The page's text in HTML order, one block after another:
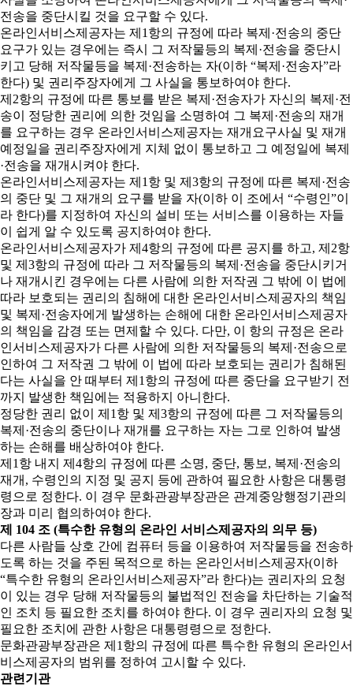
전송을 중단시킬 것을 요구할 수 있다.
온라인서비스제공자는 제1항의 규정에 따라 복제·전송의 중단
요구가 있는 경우에는 즉시 그 저작물등의 복제·전송을 중단시
키고 당해 저작물등을 복제·전송하는 자(이하 “복제·전송자”라
한다) 및 권리주장자에게 그 사실을 통보하여야 한다.
제2항의 규정에 따른 통보를 받은 복제·전송자가 자신의 복제·전
송이 정당한 권리에 의한 것임을 소명하여 그 복제·전송의 재개
를 요구하는 경우 온라인서비스제공자는 재개요구사실 및 재개
예정일을 권리주장자에게 지체 없이 통보하고 그 예정일에 복제
·전송을 재개시켜야 한다.
온라인서비스제공자는 제1항 및 제3항의 규정에 따른 복제·전송
의 중단 및 그 재개의 요구를 받을 자(이하 이 조에서 “수령인”이
라 한다)를 지정하여 자신의 설비 또는 서비스를 이용하는 자들
이 쉽게 알 수 있도록 공지하여야 한다.
온라인서비스제공자가 제4항의 규정에 따른 공지를 하고, 제2항
및 제3항의 규정에 따라 그 저작물등의 복제·전송을 중단시키거
나 재개시킨 경우에는 다른 사람에 의한 저작권 그 밖에 이 법에
따라 보호되는 권리의 침해에 대한 온라인서비스제공자의 책임
및 복제·전송자에게 발생하는 손해에 대한 온라인서비스제공자
의 책임을 감경 또는 면제할 수 있다. 다만, 이 항의 규정은 온라
인서비스제공자가 다른 사람에 의한 저작물등의 복제·전송으로
인하여 그 저작권 그 밖에 이 법에 따라 보호되는 권리가 침해된
다는 사실을 안 때부터 제1항의 규정에 따른 중단을 요구받기 전
까지 발생한 책임에는 적용하지 아니한다.
정당한 권리 없이 제1항 및 제3항의 규정에 따른 그 저작물등의
복제·전송의 중단이나 재개를 요구하는 자는 그로 인하여 발생
하는 손해를 배상하여야 한다.
제1항 내지 제4항의 규정에 따른 소명, 중단, 통보, 복제·전송의
재개, 수령인의 지정 및 공지 등에 관하여 필요한 사항은 대통령
령으로 정한다. 이 경우 문화관광부장관은 관계중앙행정기관의
장과 미리 협의하여야 한다.
제 104 조 (특수한 유형의 온라인 서비스제공자의 의무 등)
다른 사람들 상호 간에 컴퓨터 등을 이용하여 저작물등을 전송하
도록 하는 것을 주된 목적으로 하는 온라인서비스제공자(이하
“특수한 유형의 온라인서비스제공자”라 한다)는 권리자의 요청
이 있는 경우 당해 저작물등의 불법적인 전송을 차단하는 기술적
인 조치 등 필요한 조치를 하여야 한다. 이 경우 권리자의 요청 및
필요한 조치에 관한 사항은 대통령령으로 정한다.
문화관광부장관은 제1항의 규정에 따른 특수한 유형의 온라인서
비스제공자의 범위를 정하여 고시할 수 있다.
관련기관